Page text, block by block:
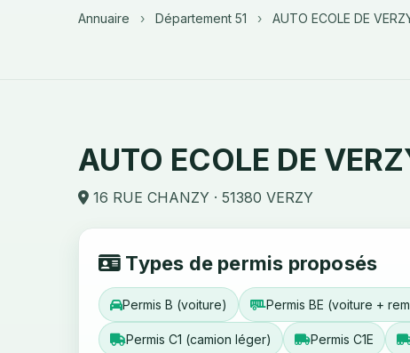
Annuaire › Département 51 › AUTO ECOLE DE
AUTO ECOLE DE
16 RUE CHANZY · 51380 VERZY
Types de permis proposés
Permis B (voiture) Permis BE (voiture +
Permis C1 (camion léger) Permis C1E